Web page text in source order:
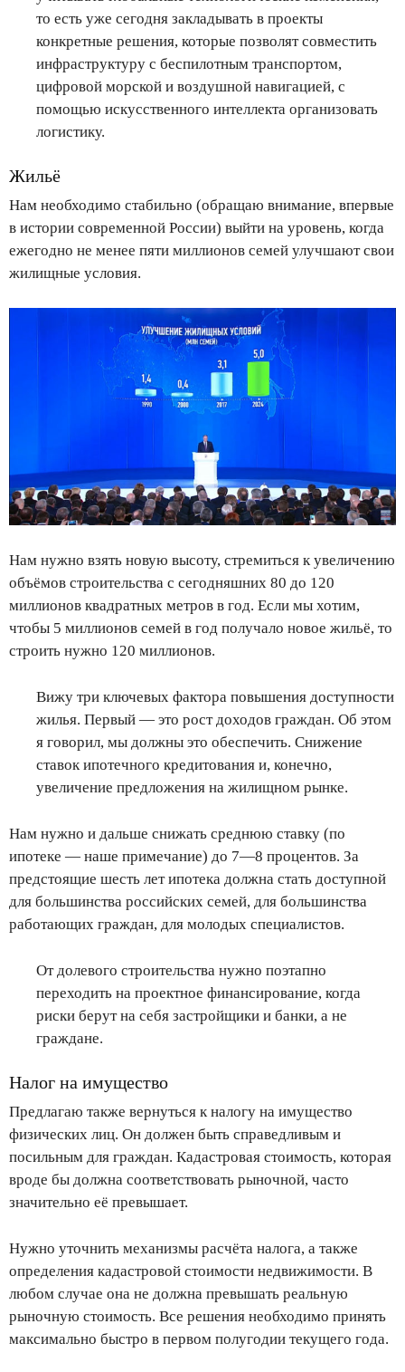
то есть уже сегодня закладывать в проекты
конкретные решения, которые позволят совместить
инфраструктуру с беспилотным транспортом,
цифровой морской и воздушной навигацией, с
помощью искусственного интеллекта организовать
логистику.
Жильё
Нам необходимо стабильно (обращаю внимание, впервые
в истории современной России) выйти на уровень, когда
ежегодно не менее пяти миллионов семей улучшают свои
жилищные условия.
Нам нужно взять новую высоту, стремиться к увеличению
объёмов строительства с сегодняшних 80 до 120
миллионов квадратных метров в год. Если мы хотим,
чтобы 5 миллионов семей в год получало новое жильё, то
строить нужно 120 миллионов.
Вижу три ключевых фактора повышения доступности
жилья. Первый — это рост доходов граждан. Об этом
я говорил, мы должны это обеспечить. Снижение
ставок ипотечного кредитования и, конечно,
увеличение предложения на жилищном рынке.
Нам нужно и дальше снижать среднюю ставку (по
ипотеке — наше примечание) до 7—8 процентов. За
предстоящие шесть лет ипотека должна стать доступной
для большинства российских семей, для большинства
работающих граждан, для молодых специалистов.
От долевого строительства нужно поэтапно
переходить на проектное финансирование, когда
риски берут на себя застройщики и банки, а не
граждане.
Налог на имущество
Предлагаю также вернуться к налогу на имущество
физических лиц. Он должен быть справедливым и
посильным для граждан. Кадастровая стоимость, которая
вроде бы должна соответствовать рыночной, часто
значительно её превышает.
Нужно уточнить механизмы расчёта налога, а также
определения кадастровой стоимости недвижимости. В
любом случае она не должна превышать реальную
рыночную стоимость. Все решения необходимо принять
максимально быстро в первом полугодии текущего года.